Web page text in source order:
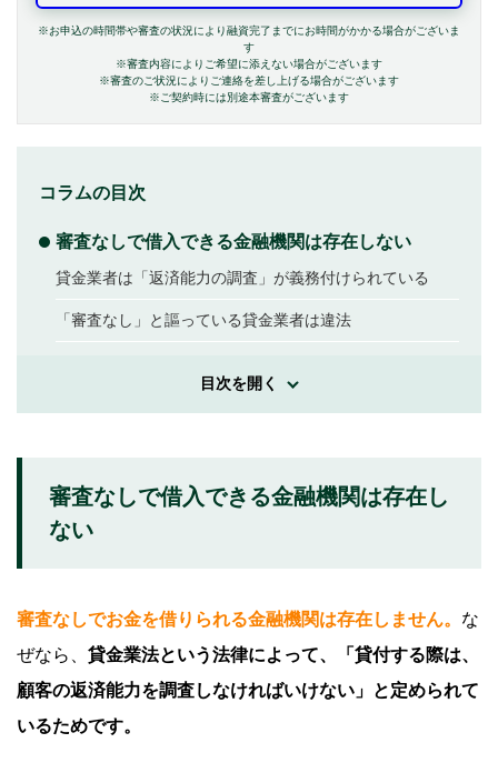
※お申込の時間帯や審査の状況により融資完了までにお時間がかかる場合がございま
す
※審査内容によりご希望に添えない場合がございます
※審査のご状況によりご連絡を差し上げる場合がございます
※ご契約時には別途本審査がございます
コラムの目次
審査なしで借入できる金融機関は存在しない
貸金業者は「返済能力の調査」が義務付けられている
「審査なし」と謳っている貸金業者は違法
借入時に審査を実施する3つの理由
申込者の返済能力を判断するため
申込者が返済不能となることを防ぐため
クレジットカードの支払いなどを滞納しない
事前にお借入診断を受ける
正確な情報を申告する
目次を開く
審査なしで借入できる金融機関は存在し
ない
審査なしでお金を借りられる金融機関は存在しません。 な
ぜなら、 貸金業法という法律によって、「貸付する際は、
顧客の返済能力を調査しなければいけない」と定められて
いるためです。